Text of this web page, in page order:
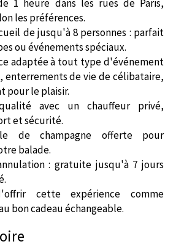
1 heure dans les rues de Paris,
les préférences.
de jusqu'à 8 personnes : parfait
ou événements spéciaux.
adaptée à tout type d'événement
enterrements de vie de célibataire,
pour le plaisir.
avec un chauffeur privé,
et sécurité.
de champagne offerte pour
balade.
: gratuite jusqu'à 7 jours
cette expérience comme
bon cadeau échangeable.